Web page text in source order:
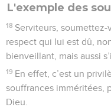
L'exemple des
18 Serviteurs,
respect qui lui est dû,
bienveillant, mais aussi
19 En effet, c’est un
souffrances imméritées,
Dieu.